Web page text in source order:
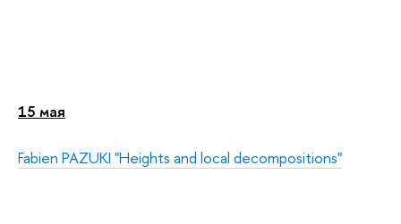
15 мая
Fabien PAZUKI "Heights and local decompositions"